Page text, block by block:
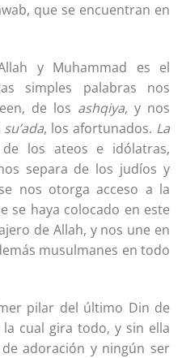
que se encuentran en
y Muhammad es el
simples palabras nos
de los ashqiya, y nos
su’ada, los afortunados. La
los ateos e idólatras,
separa de los judíos y
nos otorga acceso a la
se haya colocado en este
de Allah, y nos une en
musulmanes en todo
pilar del último Din de
cual gira todo, y sin ella
adoración y ningún ser